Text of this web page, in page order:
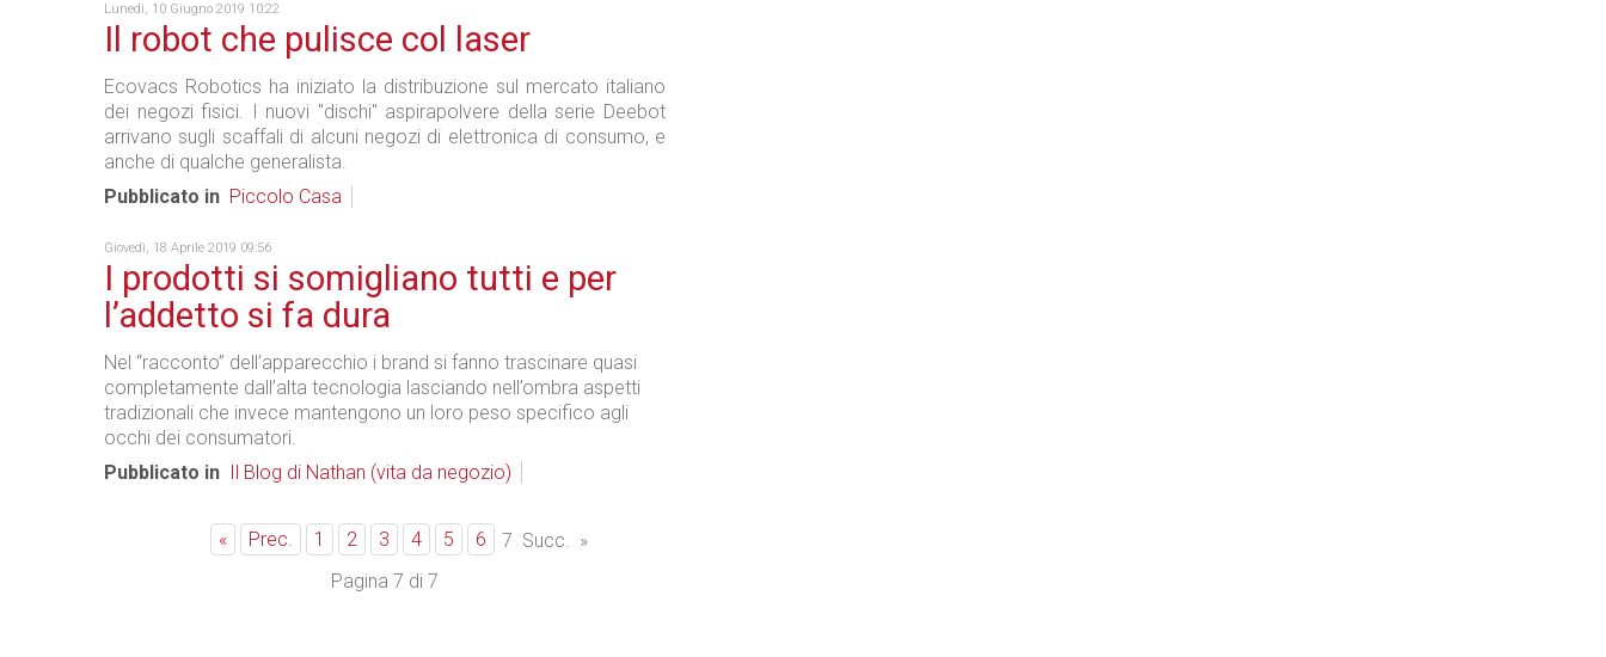
Lunedì, 10 Giugno 2019 10:22
Il robot che pulisce col laser
Ecovacs Robotics ha iniziato la distribuzione sul mercato italiano
dei negozi fisici. I nuovi "dischi" aspirapolvere della serie Deebot
arrivano sugli scaffali di alcuni negozi di elettronica di consumo, e
anche di qualche generalista.
Pubblicato in Piccolo Casa
Giovedì, 18 Aprile 2019 09:56
I prodotti si somigliano tutti e per
l’addetto si fa dura
Nel “racconto” dell’apparecchio i brand si fanno trascinare quasi
completamente dall’alta tecnologia lasciando nell’ombra aspetti
tradizionali che invece mantengono un loro peso specifico agli
occhi dei consumatori.
Pubblicato in
Il Blog di Nathan (vita da negozio)
« Prec. 1 2 3 4 5 6 7 Succ. »
Pagina 7 di 7